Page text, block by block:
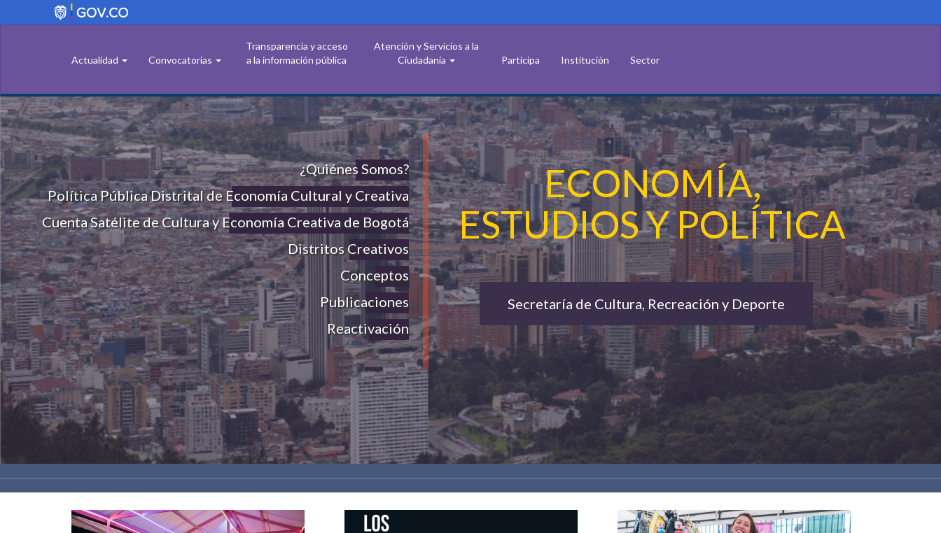
Actualidad
Convocatorias
Transparencia y acceso
a la información pública
Atención y Servicios a la
Ciudadanía
Participa Institución Sector
¿Quiénes Somos?
Política Pública Distrital de Economía Cultural y Creativa
Cuenta Satélite de Cultura y Economía Creativa de Bogotá
Distritos Creativos
Conceptos
Publicaciones
Reactivación
ECONOMÍA,
ESTUDIOS Y POLÍTICA
Secretaría de Cultura, Recreación y Deporte